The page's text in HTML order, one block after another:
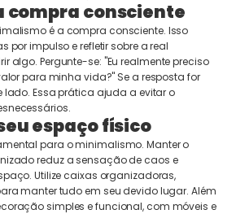
compra consciente
é a compra consciente. Isso
por impulso e refletir sobre a real
algo. Pergunte-se: "Eu realmente preciso
para minha vida?" Se a resposta for
lado. Essa prática ajuda a evitar o
espaço físico
para o minimalismo. Manter o
reduz a sensação de caos e
Utilize caixas organizadoras,
manter tudo em seu devido lugar. Além
simples e funcional, com móveis e